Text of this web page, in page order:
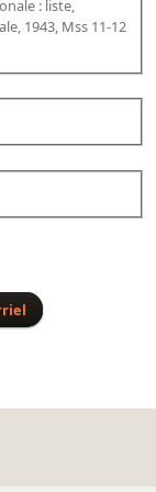
de
collections et
: liste,
1943, Mss 11-12